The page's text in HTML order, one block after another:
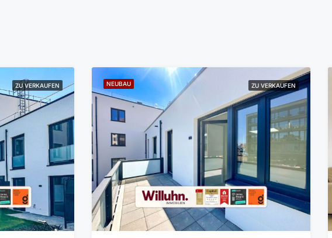
ZU VERKAUFEN NEUBAU ZU VERKAUFEN